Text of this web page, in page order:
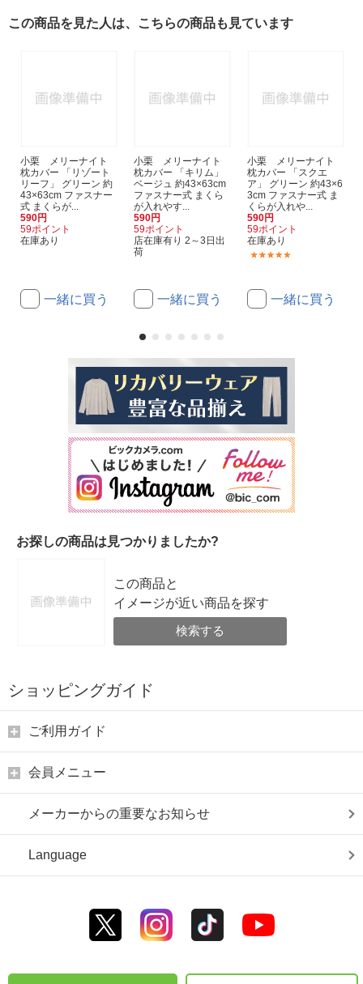
この商品を見た人は、こちらの商品も見ています
小栗 メリーナイト
枕カバー 「リゾート
リーフ」 グリーン 約
43×63cm ファスナー
式 まくらが...
590円
59ポイント
在庫あり
一緒に買う
小栗 メリーナイト
枕カバー 「キリム」
ベージュ 約43×63cm
ファスナー式 まくら
が入れやす...
590円
59ポイント
店在庫有り 2～3日出
荷
一緒に買う
小栗 メリーナイト
枕カバー 「スクエ
ア」 グリーン 約43×6
3cm ファスナー式 ま
くらが入れや...
590円
59ポイント
在庫あり
一緒に買う
お探しの商品は見つかりましたか?
この商品と
イメージが近い商品を探す
検索する
ショッピングガイド
ご利用ガイド
会員メニュー
メーカーからの重要なお知らせ
Language